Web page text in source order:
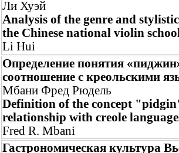
Ли Хуэй
Analysis of the genre and
the Chinese national violin
Li Hui
Определение понятия
соотношение с креольскими
Мбани Фред Рюдель
Definition of the concept
relationship with creole
Fred R. Mbani
Гастрономическая культура